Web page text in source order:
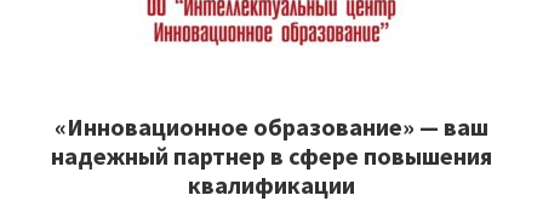
«Инновационное образование» — ваш
надежный партнер в сфере повышения
квалификации